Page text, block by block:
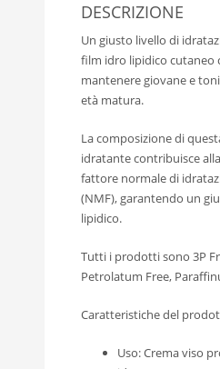
DESCRIZIONE
Un giusto livello di
film idro lipidico cutaneo
mantenere giovane e
età matura.
La composizione di
idratante contribuisce
fattore normale di
(NMF), garantendo un
lipidico.
Tutti i prodotti sono 3P
Petrolatum Free,
Caratteristiche del
Uso: Crema viso